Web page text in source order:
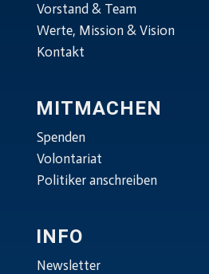
Vorstand & Team
Werte, Mission & Vision
Kontakt
MITMACHEN
Spenden
Volontariat
Politiker anschreiben
INFO
Newsletter